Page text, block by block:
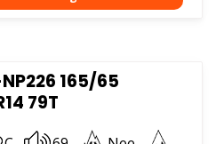
165/65
79T